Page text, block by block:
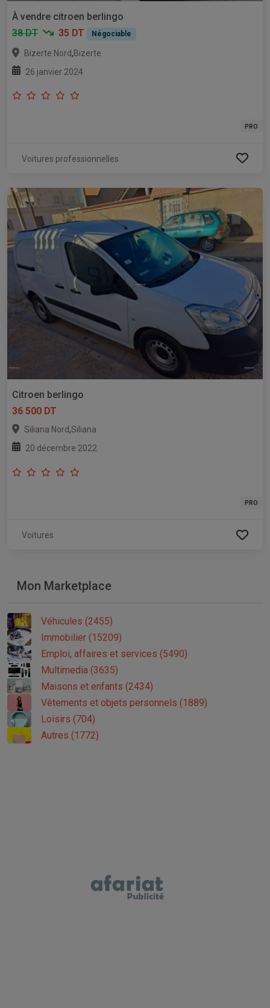
À vendre citroen berlingo
38 DT
35 DT Négociable
Bizerte Nord,Bizerte
26 janvier 2024
PRO
Voitures professionnelles
Citroen berlingo
36 500 DT
Siliana Nord,Siliana
20 décembre 2022
PRO
Voitures
Mon Marketplace
Véhicules (2455)
Immobilier (15209)
Emploi, affaires et services (5490)
Multimedia (3635)
Maisons et enfants (2434)
Vêtements et objets personnels (1889)
Loisirs (704)
Autres (1772)